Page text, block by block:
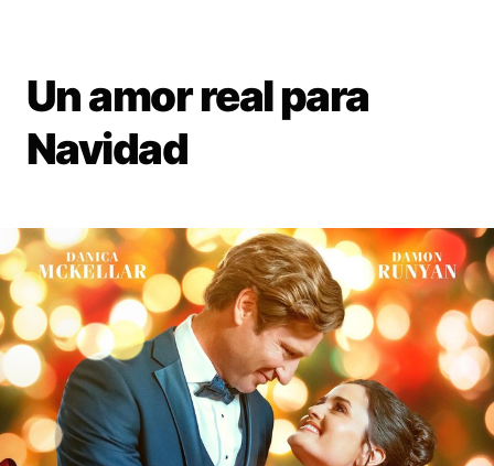
Un amor real para
Navidad